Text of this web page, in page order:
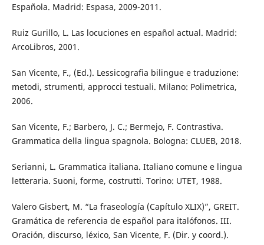
Española. Madrid: Espasa, 2009-2011.
Ruiz Gurillo, L. Las locuciones en español actual. Madrid:
ArcoLibros, 2001.
San Vicente, F., (Ed.). Lessicografia bilingue e traduzione:
metodi, strumenti, approcci testuali. Milano: Polimetrica,
2006.
San Vicente, F.; Barbero, J. C.; Bermejo, F. Contrastiva.
Grammatica della lingua spagnola. Bologna: CLUEB, 2018.
Serianni, L. Grammatica italiana. Italiano comune e lingua
letteraria. Suoni, forme, costrutti. Torino: UTET, 1988.
Valero Gisbert, M. “La fraseología (Capítulo XLIX)”, GREIT.
Gramática de referencia de español para italófonos. III.
Oración, discurso, léxico, San Vicente, F. (Dir. y coord.).